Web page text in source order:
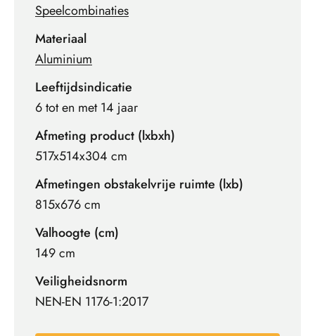
Speelcombinaties
Materiaal
Aluminium
Leeftijdsindicatie
6 tot en met 14 jaar
Afmeting product (lxbxh)
517x514x304 cm
Afmetingen obstakelvrije ruimte (lxb)
815x676 cm
Valhoogte (cm)
149 cm
Veiligheidsnorm
NEN-EN 1176-1:2017